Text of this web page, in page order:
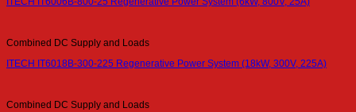
Combined DC Supply and Loads
ITECH IT6018B-300-225 Regenerative Power System (18kW, 300V, 225A)
Combined DC Supply and Loads